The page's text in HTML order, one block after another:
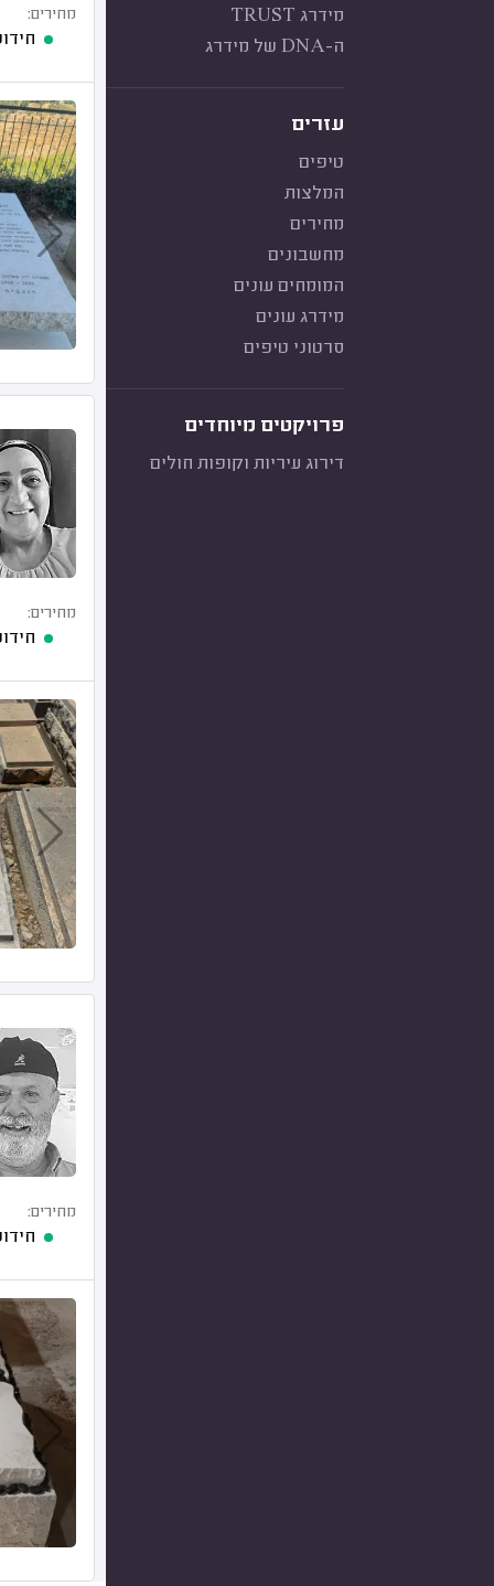
מידרג TRUST
ה-DNA של מידרג
עזרים
טיפים
המלצות
מחירים
מחשבונים
המומחים עונים
מידרג עונים
סרטוני טיפים
פרויקטים מיוחדים
דירוג עיריות וקופות חולים
מחירים:
מחירים:
מחירים: